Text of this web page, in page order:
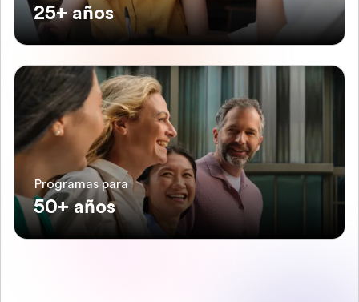
25+ años
Programas para
50+ años